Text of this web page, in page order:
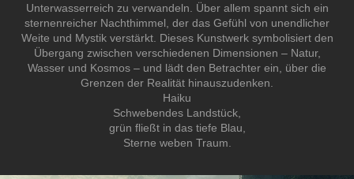
Unterwasserreich zu verwandeln. Über allem spannt sich ein
sternenreicher Nachthimmel, der das Gefühl von unendlicher
Weite und Mystik verstärkt. Dieses Kunstwerk symbolisiert den
Übergang zwischen verschiedenen Dimensionen – Natur,
Wasser und Kosmos – und lädt den Betrachter ein, über die
Grenzen der Realität hinauszudenken.
Haiku
Schwebendes Landstück,
grün fließt in das tiefe Blau,
Sterne weben Traum.